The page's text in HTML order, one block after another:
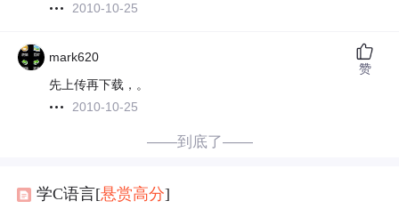
2010-10-25
mark620
先上传再下载，。
2010-10-25
赞
——到底了——
学C语言[悬赏高分]